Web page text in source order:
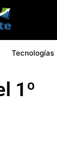
Tecnologías
1º